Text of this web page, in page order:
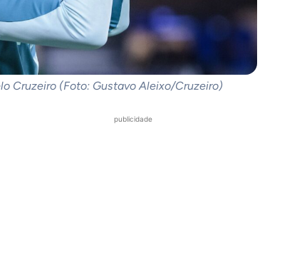
Cruzeiro (Foto: Gustavo Aleixo/Cruzeiro)
publicidade